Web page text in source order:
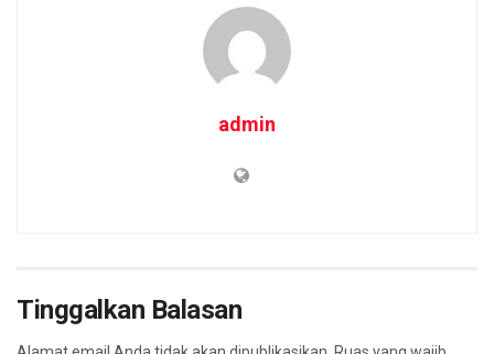
admin
Tinggalkan Balasan